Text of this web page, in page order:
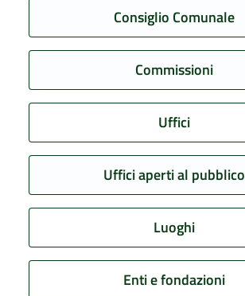
Consiglio Comunale
Commissioni
Uffici
Uffici aperti al pubblico
Luoghi
Enti e fondazioni